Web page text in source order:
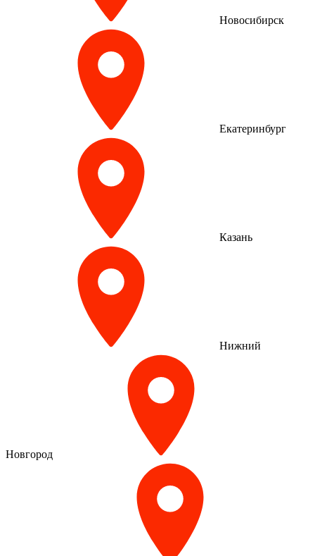
Новосибирск
Екатеринбург
Казань
Нижний
Новгород